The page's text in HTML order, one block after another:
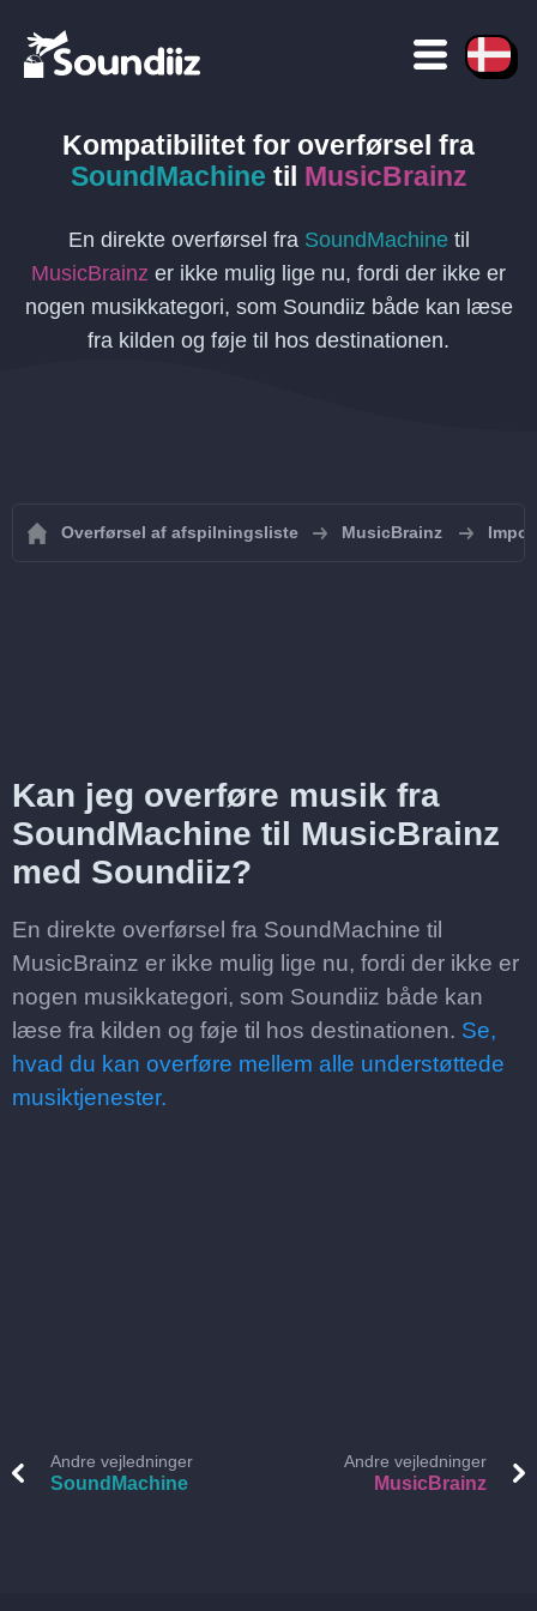
Kompatibilitet for overførsel fra
SoundMachine til MusicBrainz
En direkte overførsel fra SoundMachine til
MusicBrainz er ikke mulig lige nu, fordi der ikke er
nogen musikkategori, som Soundiiz både kan læse
fra kilden og føje til hos destinationen.
Overførsel af afspilningsliste MusicBrainz
Kan jeg overføre musik fra
SoundMachine til MusicBrainz
med Soundiiz?
En direkte overførsel fra SoundMachine til
MusicBrainz er ikke mulig lige nu, fordi der ikke er
nogen musikkategori, som Soundiiz både kan
læse fra kilden og føje til hos destinationen. Se,
hvad du kan overføre mellem alle understøttede
musiktjenester.
Andre vejledninger
SoundMachine
Andre vejledninger
MusicBrainz